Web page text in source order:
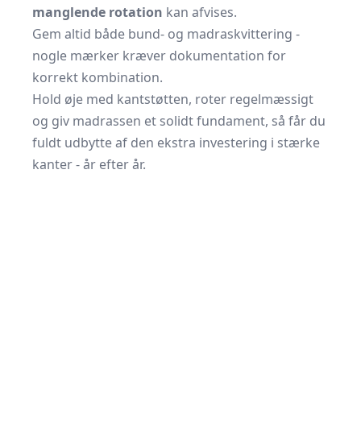
manglende rotation kan afvises.
Gem altid både bund- og madraskvittering -
nogle mærker kræver dokumentation for
korrekt kombination.
Hold øje med kantstøtten, roter regelmæssigt
og giv madrassen et solidt fundament, så får du
fuldt udbytte af den ekstra investering i stærke
kanter - år efter år.